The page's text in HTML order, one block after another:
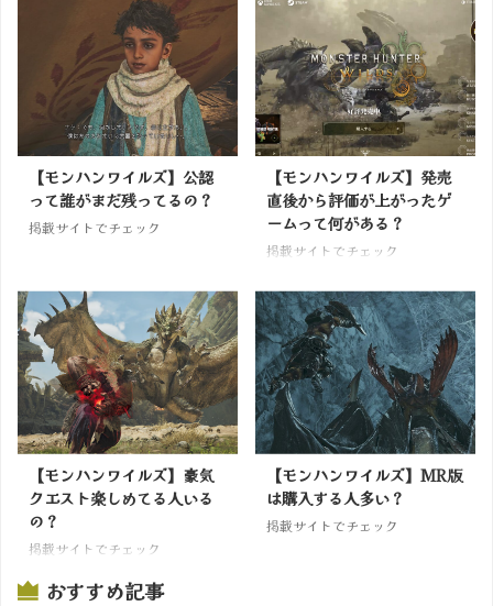
【モンハンワイルズ】公認
って誰がまだ残ってるの？
掲載サイトでチェック
【モンハンワイルズ】発売
直後から評価が上がったゲ
ームって何がある？
掲載サイトでチェック
【モンハンワイルズ】豪気
クエスト楽しめてる人いる
の？
掲載サイトでチェック
【モンハンワイルズ】MR版
は購入する人多い？
掲載サイトでチェック
おすすめ記事